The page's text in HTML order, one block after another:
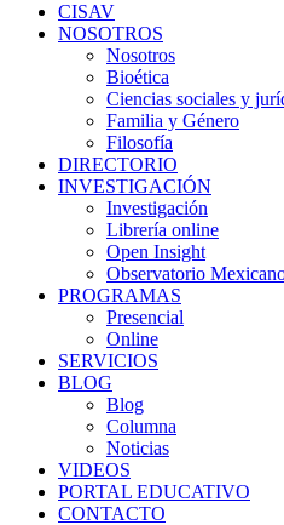
CISAV
NOSOTROS
Nosotros
Bioética
Ciencias sociales y
Familia y Género
Filosofía
DIRECTORIO
INVESTIGACIÓN
Investigación
Librería online
Open Insight
Observatorio
PROGRAMAS
Presencial
Online
SERVICIOS
BLOG
Blog
Columna
Noticias
VIDEOS
PORTAL EDUCATIVO
CONTACTO